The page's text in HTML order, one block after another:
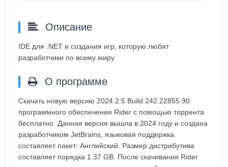
Описание
IDE для .NET и создания игр, которую любят
разработчики по всему миру
О программе
Скачать новую версию 2024.2.5 Build 242.22855.90
программного обеспечения Rider с помощью торрента
бесплатно. Данная версия вышла в 2024 году и создана
разработчиком JetBrains, языковая поддержка
составляет пакет: Английский. Размер дистрибутива
составляет порядка 1.37 GB. После скачивания Rider